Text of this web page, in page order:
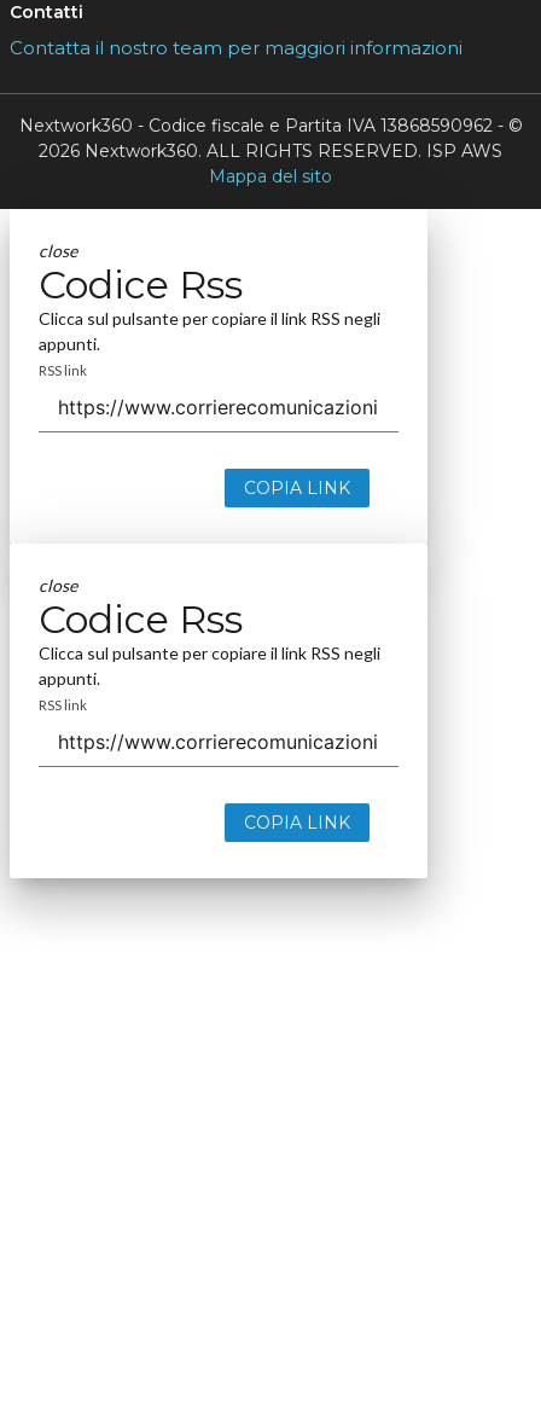
Contatti
Contatta il nostro team per maggiori informazioni
Nextwork360 - Codice fiscale e Partita IVA 13868590962 - ©
2026 Nextwork360. ALL RIGHTS RESERVED. ISP AWS
Mappa del sito
close
Codice Rss
Clicca sul pulsante per copiare il link RSS negli
appunti.
RSS link
COPIA LINK
close
Codice Rss
Clicca sul pulsante per copiare il link RSS negli
appunti.
RSS link
COPIA LINK